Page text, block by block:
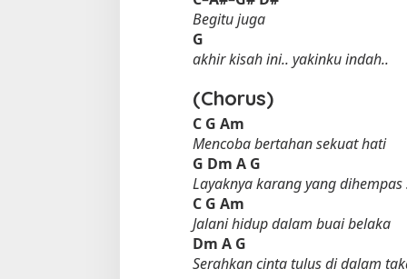
Begitu juga
G
akhir kisah ini.. yakinku indah..
(Chorus)
C G Am
Mencoba bertahan sekuat hati
G Dm A G
Layaknya karang yang
C G Am
Jalani hidup dalam buai belaka
Dm A G
Serahkan cinta tulus di dalam